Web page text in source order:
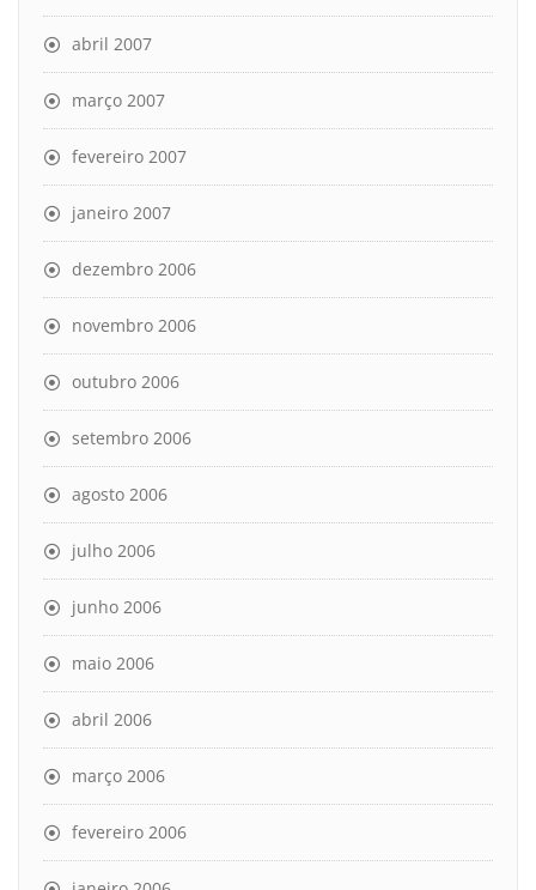
abril 2007
março 2007
fevereiro 2007
janeiro 2007
dezembro 2006
novembro 2006
outubro 2006
setembro 2006
agosto 2006
julho 2006
junho 2006
maio 2006
abril 2006
março 2006
fevereiro 2006